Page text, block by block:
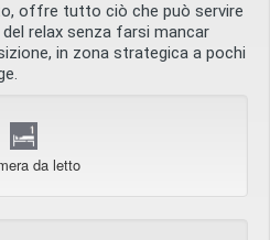
offre tutto ciò che può servire
del relax senza farsi mancar
in zona strategica a pochi
da letto